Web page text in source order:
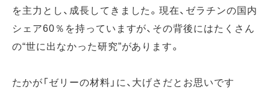
を主力とし、成長してきました。現在、ゼラチンの国内
シェア60％を持っていますが、その背後にはたくさん
の“世に出なかった研究”があります。
たかが「ゼリーの材料」に、大げさだとお思いです